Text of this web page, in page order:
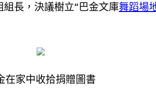
長，決議樹立“巴金文庫舞蹈場
在家中收拾捐贈圖書